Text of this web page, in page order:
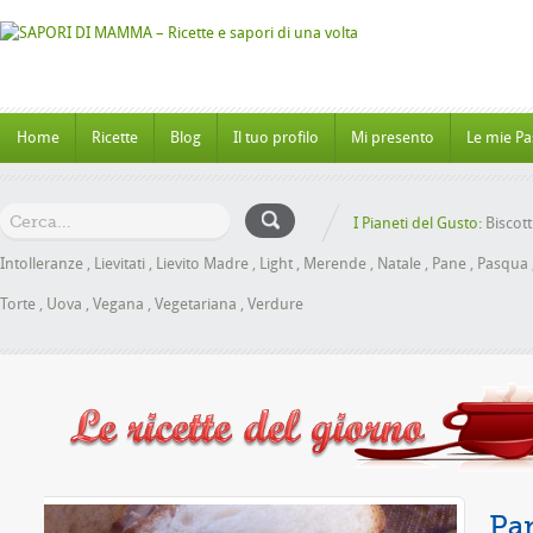
Home Ricette Blog Il tuo profilo Mi presento Le mie
I Pianeti del Gusto:
Intolleranze , Lievitati , Lievito Madre , Light , Merende , Natale , Pane , Pasqua
Torte , Uova , Vegana , Vegetariana , Verdure
senza